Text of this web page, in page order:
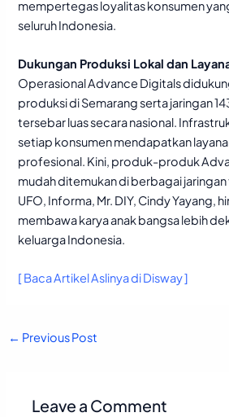
mempertegas loyalitas konsumen
seluruh Indonesia.
Dukungan Produksi Lokal dan
Operasional Advance Digitals
produksi di Semarang serta jaringan
tersebar luas secara nasional.
setiap konsumen mendapatkan
profesional. Kini, produk-produk
mudah ditemukan di berbagai
UFO, Informa, Mr. DIY, Cindy Yayang,
membawa karya anak bangsa lebih
keluarga Indonesia.
[ Baca Artikel Aslinya di Disway ]
← Previous Post
Leave a Comment